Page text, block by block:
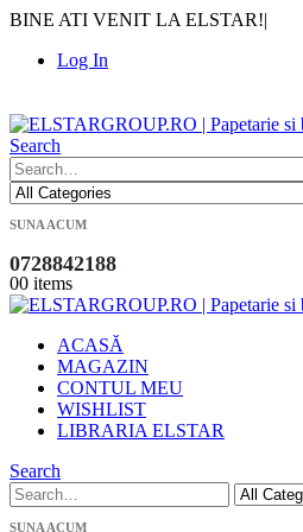
BINE ATI VENIT LA ELSTAR!|
Log In
Search
SUNA ACUM
0728842188
00 items
ACASĂ
MAGAZIN
CONTUL MEU
WISHLIST
LIBRARIA ELSTAR
Search
SUNA ACUM